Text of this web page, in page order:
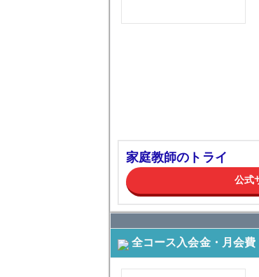
家庭教師のトライ
公式
全コース入会金・月会